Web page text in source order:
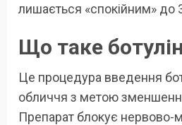
лишається «спокійним» до
Що таке
Це процедура введення
обличчя з метою
Препарат блокує нервово-